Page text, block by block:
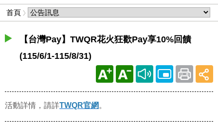
單
按
首頁
麵
包
屑
【台灣Pay】TWQR花火狂歡Pay享10%回饋
(115/6/1-115/8/31)
活動詳情，請詳TWQR官網 。